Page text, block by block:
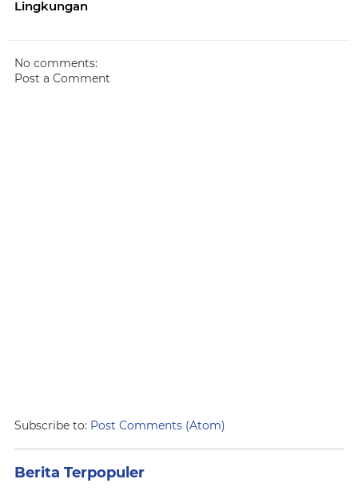
Lingkungan
No comments:
Post a Comment
Subscribe to: Post Comments (Atom)
Berita Terpopuler